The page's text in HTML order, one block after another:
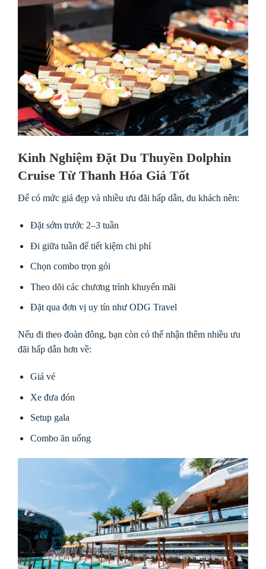
Kinh Nghiệm Đặt Du Thuyền Dolphin
Cruise Từ Thanh Hóa Giá Tốt
Để có mức giá đẹp và nhiều ưu đãi hấp dẫn, du khách nên:
Đặt sớm trước 2–3 tuần
Đi giữa tuần để tiết kiệm chi phí
Chọn combo trọn gói
Theo dõi các chương trình khuyến mãi
Đặt qua đơn vị uy tín như ODG Travel
Nếu đi theo đoàn đông, bạn còn có thể nhận thêm nhiều ưu
đãi hấp dẫn hơn về:
Giá vé
Xe đưa đón
Setup gala
Combo ăn uống